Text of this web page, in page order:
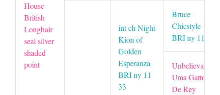
House
British
Longhair
seal silver
shaded
point
int ch Night
Kion of
Golden
Esperanza
BRI ny 11
33
Bruce
Chicstyle
BRI ny 11
Unbelievable
Uma Gatto
De Rey